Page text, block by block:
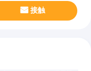
接触